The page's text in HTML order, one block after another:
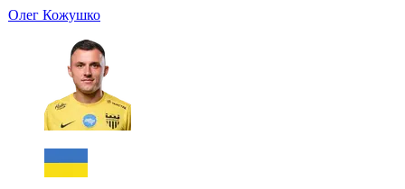
Олег Кожушко